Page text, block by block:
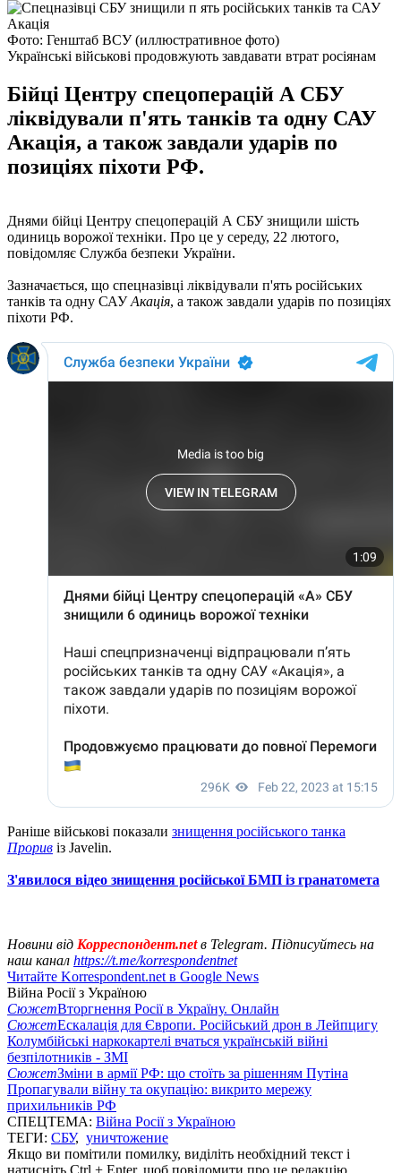
Фото: Генштаб ВСУ (иллюстративное фото)
Українські військові продовжують завдавати втрат росіянам
Бійці Центру спецоперацій А СБУ
ліквідували п'ять танків та одну САУ
Акація, а також завдали ударів по
позиціях піхоти РФ.
Днями бійці Центру спецоперацій А СБУ знищили шість
одиниць ворожої техніки. Про це у середу, 22 лютого,
повідомляє Служба безпеки України.
Зазначається, що спецназівці ліквідували п'ять російських
танків та одну САУАкація, а також завдали ударів по позиціях
піхоти РФ.
Раніше військові показали знищення російського танка
Прорив із Javelin.
З'явилося відео знищення російської БМП із гранатомета
Новини від Корреспондент.netв Telegram. Підписуйтесь на
наш канал https://t.me/korrespondentnet
Читайте Korrespondent.net в Google News
Війна Росії з Україною
СюжетВторгнення Росії в Україну. Онлайн
СюжетЕскалація для Європи. Російський дрон в Лейпцигу
Колумбійські наркокартелі вчаться українській війні
безпілотників - ЗМІ
СюжетЗміни в армії РФ: що стоїть за рішенням Путіна
Пропагували війну та окупацію: викрито мережу
прихильників РФ
СПЕЦТЕМА: Війна Росії з Україною
ТЕГИ: СБУ, уничтожение
Якщо ви помітили помилку, виділіть необхідний текст і
натисніть Ctrl + Enter, щоб повідомити про це редакцію.